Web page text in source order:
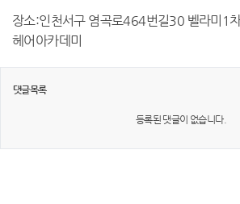
장소:인천서구 염곡로464번길30 벨라미1
헤어아카데미
댓글목록
등록된 댓글이 없습니다.